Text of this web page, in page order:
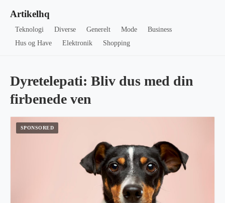
Artikelhq
Teknologi Diverse Generelt Mode
Business
Hus og Have
Elektronik Shopping
Dyretelepati: Bliv dus med din
firbenede ven